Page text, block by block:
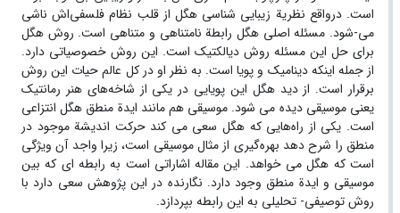
است. درواقع نظریة زیبایی شناسی هگل از قلب نظام فلسفی‌اش ناشی‌
می-شود. مسئله اصلی هگل رابطة نامتناهی و متناهی است. روش هگل
برای حل این مسئله روش دیالکتیک است. این روش خصوصیاتی دارد.
از جمله اینکه دینامیک و پویا است. به نظر او در کل عالم حیات این روش
برقرار است. از دید هگل این پویایی در یکی از شاخه‌های هنر رمانتیک
یعنی موسیقی دیده می شود. موسیقی هم مانند ایدة منطق هگل انتزاعی
است. یکی از راه‌هایی که هگل سعی می کند حرکت اندیشة موجود در
منطق را شرح دهد بهره‌گیری از مثال موسیقی است، زیرا واجد آن ویژگی
است که هگل می خواهد. این مقاله اشاراتی است به رابطه ای که بین
موسیقی و ایدة منطق وجود دارد. نگارنده در این پژوهش سعی دارد با
روش توصیفی- تحلیلی به این رابطه بپردازد.